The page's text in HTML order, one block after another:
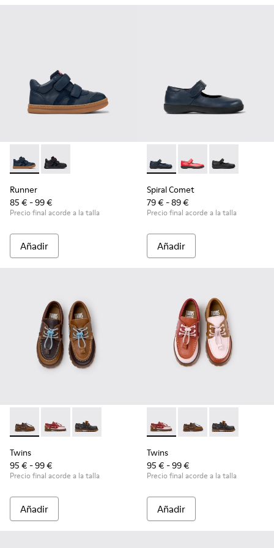
Runner - K900384-001 - Zapatillas azules de piel y nobuk
Runner - K900384-002
Runner
85 € - 99 €
Precio final acorde a la talla
Añadir
Spiral Comet - 80356-031 -
Spiral Comet -
Spiral Comet
Spiral Comet
79 € - 89 €
Precio final acorde a la talla
Añadir
Twins - K800416-007 - Náuticos de piel marrón para niños.
Twins - K800416-008 - Zapatos náuticos de piel
Twins - K800416-001
Twins
95 € - 99 €
Precio final acorde a la talla
Añadir
Twins - K800416-008 -
Twins - K800416-
Twins -
Twins
95 € - 99 €
Precio final acorde a la talla
Añadir